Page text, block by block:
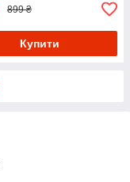
899 ₴
Купити